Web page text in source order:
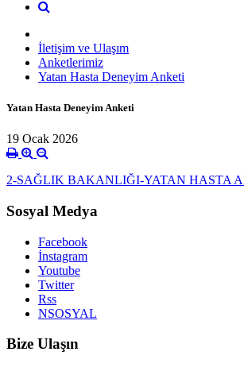
İletişim ve Ulaşım
Anketlerimiz
Yatan Hasta Deneyim Anketi
Yatan Hasta Deneyim Anketi
19 Ocak 2026
2-SAĞLIK BAKANLIĞI-YATAN HASTA
Sosyal Medya
Facebook
İnstagram
Youtube
Twitter
Rss
NSOSYAL
Bize Ulaşın